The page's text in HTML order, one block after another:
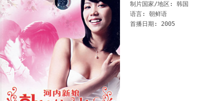
制片国家/地区: 韩国
语言: 朝鲜语